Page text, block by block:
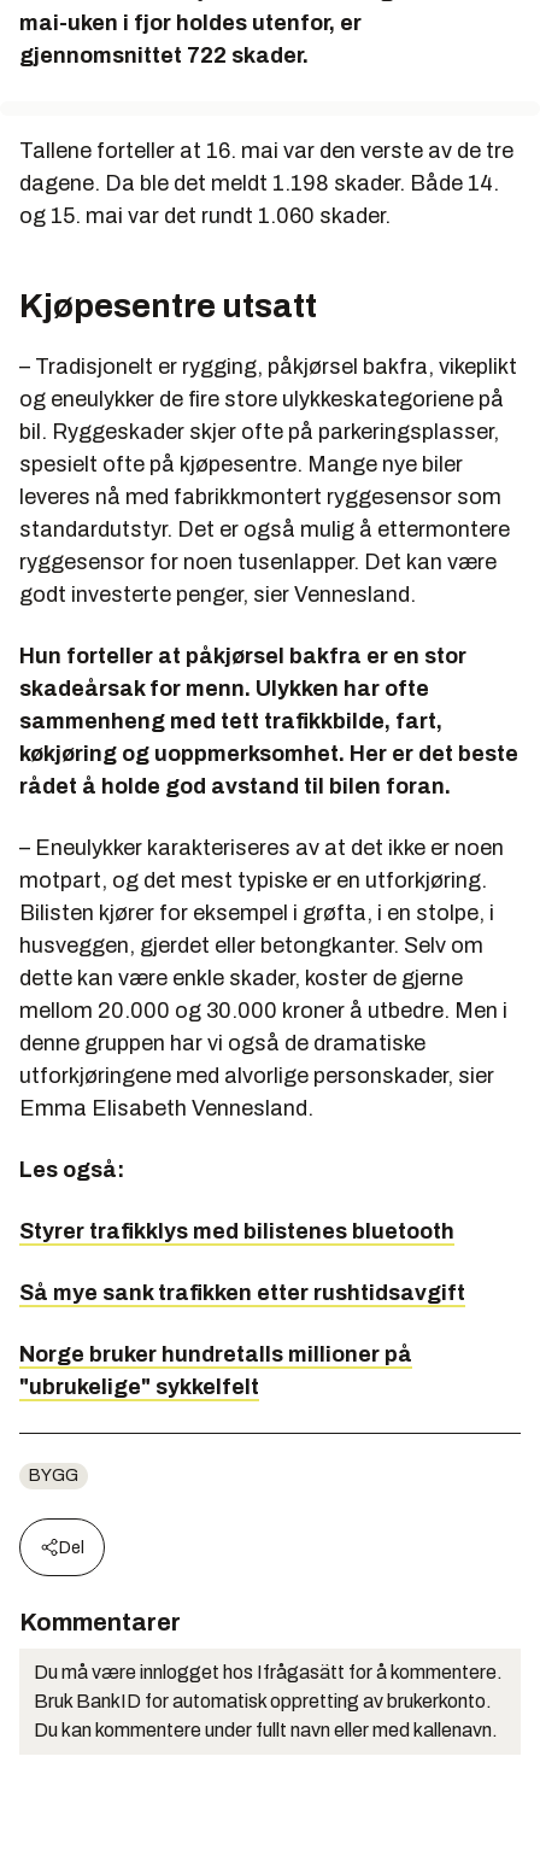
mai-uken i fjor holdes utenfor, er
gjennomsnittet 722 skader.
Tallene forteller at 16. mai var den verste av de tre
dagene. Da ble det meldt 1.198 skader. Både 14.
og 15. mai var det rundt 1.060 skader.
Kjøpesentre utsatt
– Tradisjonelt er rygging, påkjørsel bakfra, vikeplikt
og eneulykker de fire store ulykkeskategoriene på
bil. Ryggeskader skjer ofte på parkeringsplasser,
spesielt ofte på kjøpesentre. Mange nye biler
leveres nå med fabrikkmontert ryggesensor som
standardutstyr. Det er også mulig å ettermontere
ryggesensor for noen tusenlapper. Det kan være
godt investerte penger, sier Vennesland.
Hun forteller at påkjørsel bakfra er en stor
skadeårsak for menn. Ulykken har ofte
sammenheng med tett trafikkbilde, fart,
køkjøring og uoppmerksomhet. Her er det beste
rådet å holde god avstand til bilen foran.
– Eneulykker karakteriseres av at det ikke er noen
motpart, og det mest typiske er en utforkjøring.
Bilisten kjører for eksempel i grøfta, i en stolpe, i
husveggen, gjerdet eller betongkanter. Selv om
dette kan være enkle skader, koster de gjerne
mellom 20.000 og 30.000 kroner å utbedre. Men i
denne gruppen har vi også de dramatiske
utforkjøringene med alvorlige personskader, sier
Emma Elisabeth Vennesland.
Les også:
Styrer trafikklys med bilistenes bluetooth
Så mye sank trafikken etter rushtidsavgift
Norge bruker hundretalls millioner på
"ubrukelige" sykkelfelt
BYGG
Del
Kommentarer
Du må være innlogget hos Ifrågasätt for å kommentere.
Bruk BankID for automatisk oppretting av brukerkonto.
Du kan kommentere under fullt navn eller med kallenavn.